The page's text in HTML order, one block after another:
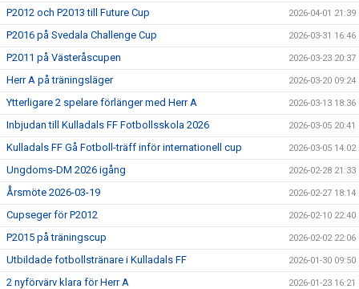
P2012 och P2013 till Future Cup 2026-04-01 21:39
P2016 på Svedala Challenge Cup 2026-03-31 16:46
P2011 på Västeråscupen 2026-03-23 20:37
Herr A på träningsläger 2026-03-20 09:24
Ytterligare 2 spelare förlänger med Herr A 2026-03-13 18:36
Inbjudan till Kulladals FF Fotbollsskola 2026 2026-03-05 20:41
Kulladals FF Gå Fotboll-träff inför internationell cup 2026-03-05 14:02
Ungdoms-DM 2026 igång 2026-02-28 21:33
Årsmöte 2026-03-19 2026-02-27 18:14
Cupseger för P2012 2026-02-10 22:40
P2015 på träningscup 2026-02-02 22:06
Utbildade fotbollstränare i Kulladals FF 2026-01-30 09:50
2 nyförvärv klara för Herr A 2026-01-23 16:21